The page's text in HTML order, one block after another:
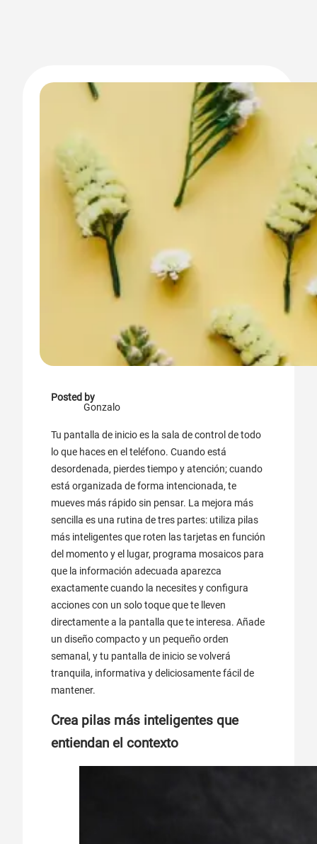
Posted by
Gonzalo
Tu pantalla de inicio es la sala de control de todo
lo que haces en el teléfono. Cuando está
desordenada, pierdes tiempo y atención; cuando
está organizada de forma intencionada, te
mueves más rápido sin pensar. La mejora más
sencilla es una rutina de tres partes: utiliza pilas
más inteligentes que roten las tarjetas en función
del momento y el lugar, programa mosaicos para
que la información adecuada aparezca
exactamente cuando la necesites y configura
acciones con un solo toque que te lleven
directamente a la pantalla que te interesa. Añade
un diseño compacto y un pequeño orden
semanal, y tu pantalla de inicio se volverá
tranquila, informativa y deliciosamente fácil de
mantener.
Crea pilas más inteligentes que
entiendan el contexto